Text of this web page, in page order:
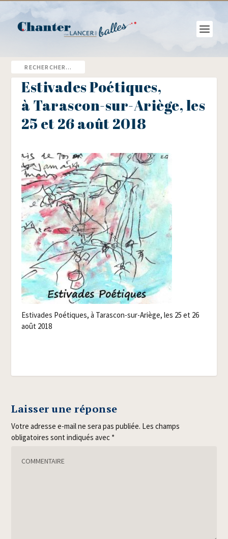
Estivades Poétiques,
à Tarascon-sur-Ariège, les
25 et 26 août 2018
Esti­vades Poé­tiques, à Taras­con-sur-Ariège, les 25 et 26
août 2018
Laisser une réponse
Votre adresse e-mail ne sera pas publiée. Les champs
obligatoires sont indiqués avec *